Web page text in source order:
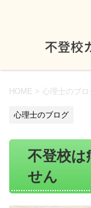
HOME > 心理士のブロ
心理士のブログ
不登校は
せん